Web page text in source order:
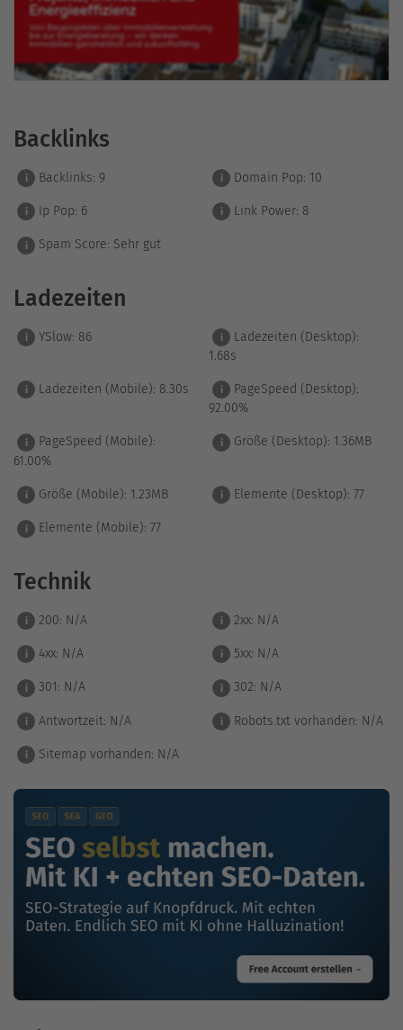
Backlinks
i Backlinks: 9 i Domain Pop: 10
i Ip Pop: 6 i Link Power: 8
i Spam Score: Sehr gut
Ladezeiten
i YSlow: 86 i
Ladezeiten (Desktop):
1.68s
i Ladezeiten (Mobile): 8.30s i
PageSpeed (Desktop):
92.00%
i
PageSpeed (Mobile):
61.00%
i Größe (Desktop): 1.36MB
i Größe (Mobile): 1.23MB i Elemente (Desktop): 77
i Elemente (Mobile): 77
Technik
i 200: N/A i 2xx: N/A
i 4xx: N/A i 5xx: N/A
i 301: N/A i 302: N/A
i Antwortzeit: N/A i Robots.txt vorhanden: N/A
i Sitemap vorhanden: N/A